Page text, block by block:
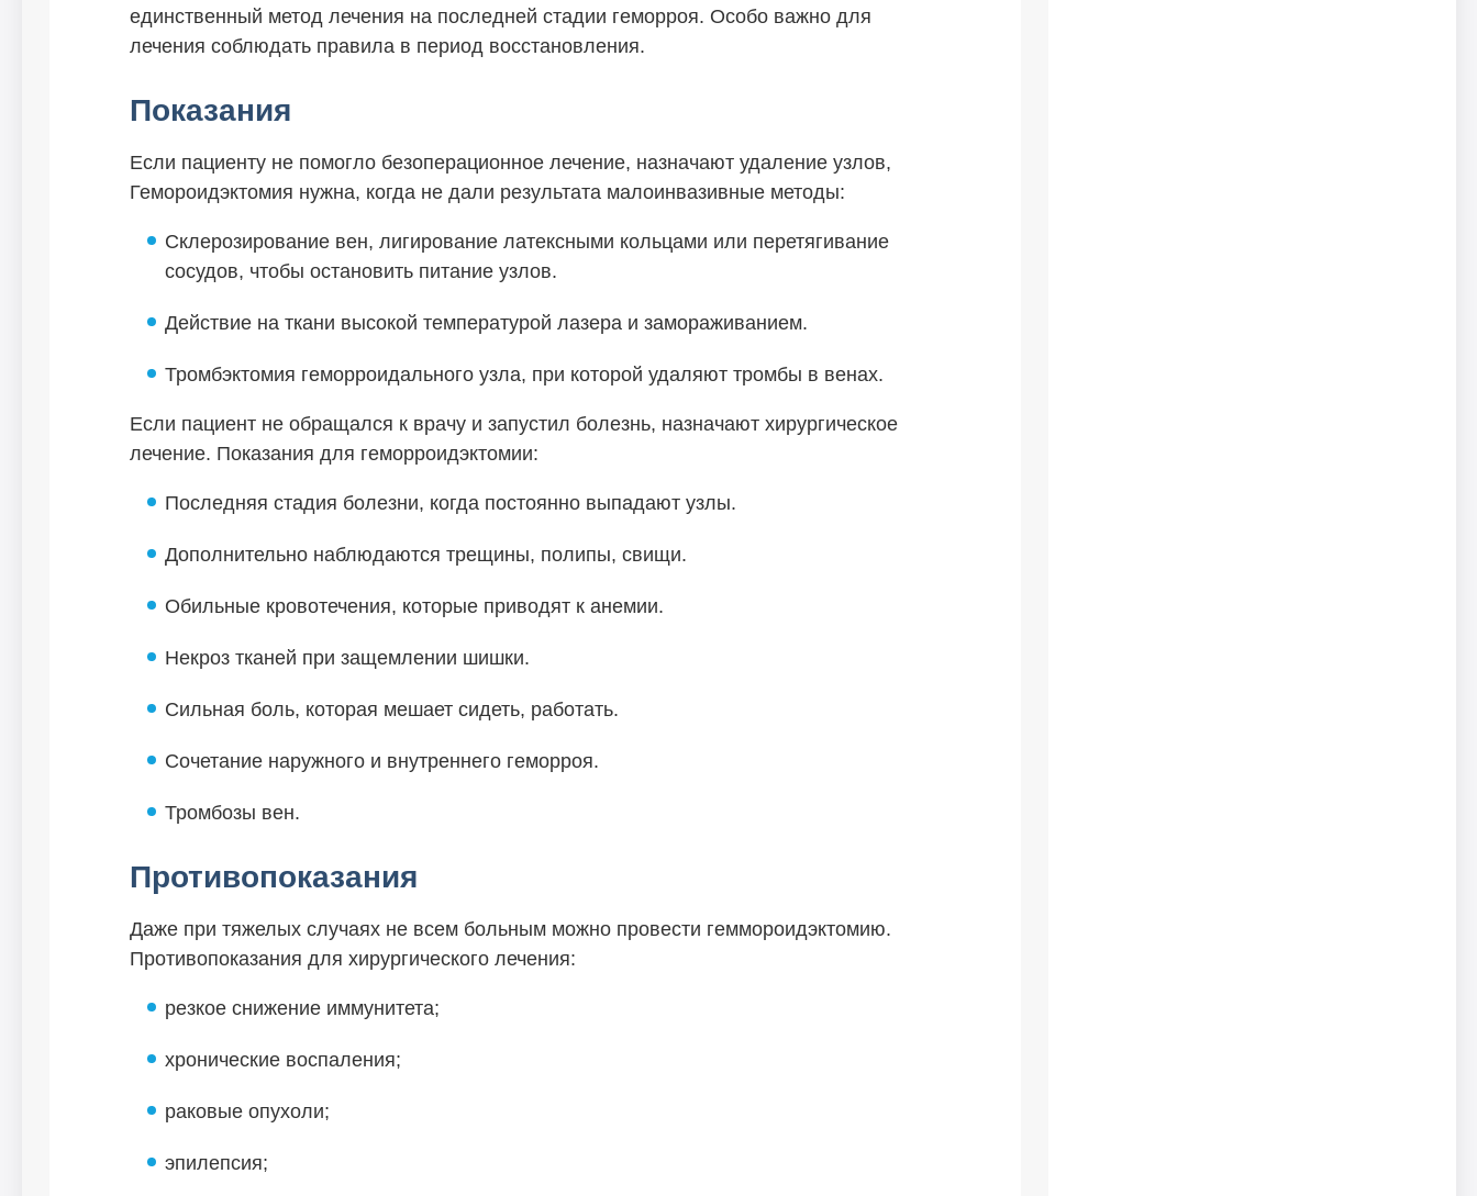
единственный метод лечения на последней стадии геморроя. Особо важно для
лечения соблюдать правила в период восстановления.
Показания
Если пациенту не помогло безоперационное лечение, назначают удаление узлов,
Гемороидэктомия нужна, когда не дали результата малоинвазивные методы:
Склерозирование вен, лигирование латексными кольцами или перетягивание
сосудов, чтобы остановить питание узлов.
Действие на ткани высокой температурой лазера и замораживанием.
Тромбэктомия геморроидального узла, при которой удаляют тромбы в венах.
Если пациент не обращался к врачу и запустил болезнь, назначают хирургическое
лечение. Показания для геморроидэктомии:
Последняя стадия болезни, когда постоянно выпадают узлы.
Дополнительно наблюдаются трещины, полипы, свищи.
Обильные кровотечения, которые приводят к анемии.
Некроз тканей при защемлении шишки.
Сильная боль, которая мешает сидеть, работать.
Сочетание наружного и внутреннего геморроя.
Тромбозы вен.
Противопоказания
Даже при тяжелых случаях не всем больным можно провести геммороидэктомию.
Противопоказания для хирургического лечения:
резкое снижение иммунитета;
хронические воспаления;
раковые опухоли;
эпилепсия;